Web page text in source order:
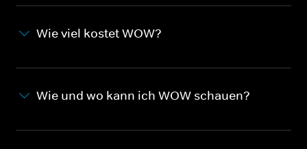
Wie viel kostet WOW?
Wie und wo kann ich WOW schauen?